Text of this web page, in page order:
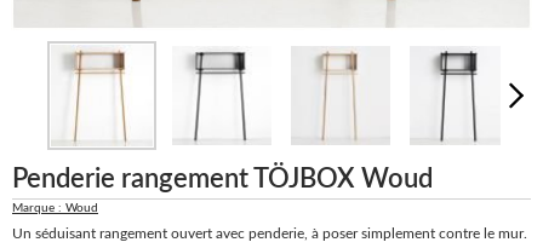
Penderie rangement TÖJBOX Woud
Marque : Woud
Un séduisant rangement ouvert avec penderie, à poser simplement contre le mur.